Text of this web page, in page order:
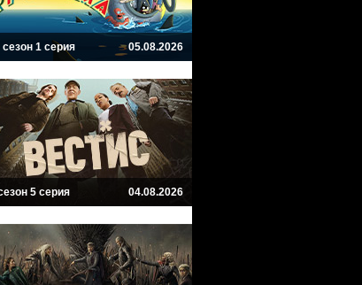
сезон 1 серия 05.08.2026
5 серия 04.08.2026